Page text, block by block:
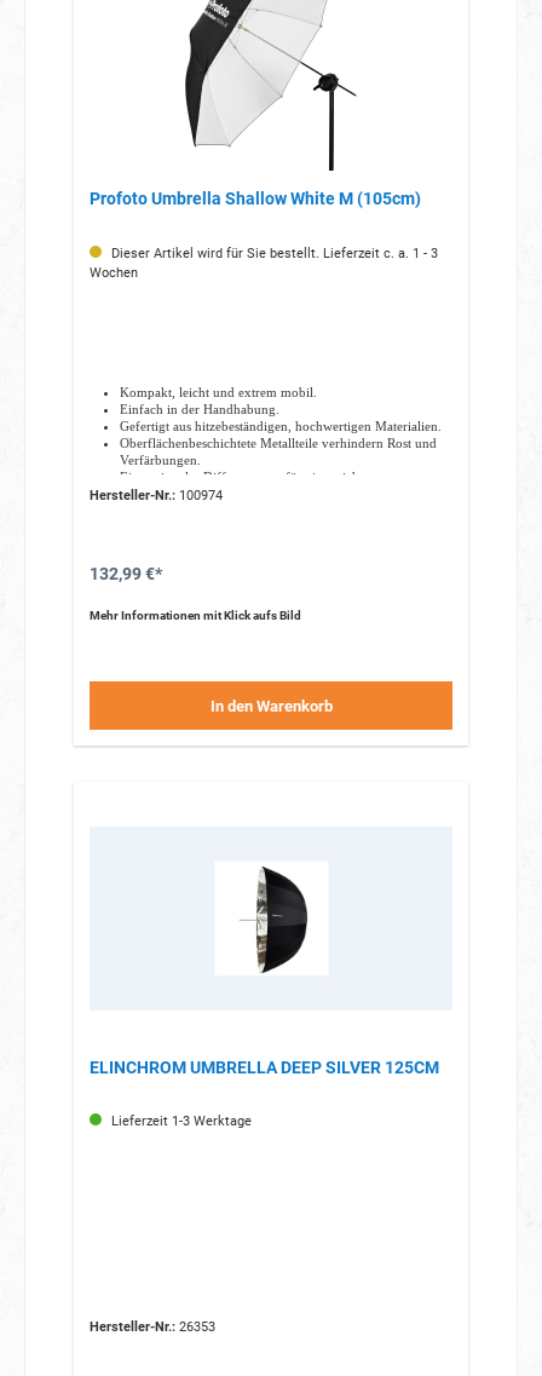
Profoto Umbrella Shallow White M (105cm)
Dieser Artikel wird für Sie bestellt. Lieferzeit c. a. 1 - 3
Wochen
Kompakt, leicht und extrem mobil.
Einfach in der Handhabung.
Gefertigt aus hitzebeständigen, hochwertigen Materialien.
Oberflächenbeschichtete Metallteile verhindern Rost und
Verfärbungen.
Ein optionaler Diffusor sorgt für ein weicheres,
gleichmäßigeres Licht.
Hersteller-Nr.:100974
132,99 €*
Mehr Informationen mit Klick aufs Bild
In den Warenkorb
ELINCHROM UMBRELLA DEEP SILVER 125CM
Lieferzeit 1-3 Werktage
Hersteller-Nr.:26353